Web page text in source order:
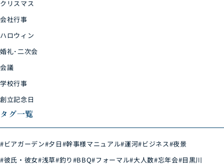
クリスマス
会社行事
ハロウィン
婚礼･二次会
会議
学校行事
創立記念日
タグ一覧
#ビアガーデン#夕日#幹事様マニュアル#運河#ビジネス#夜景
#彼氏・彼女#浅草#釣り#BBQ#フォーマル#大人数#忘年会#目黒川